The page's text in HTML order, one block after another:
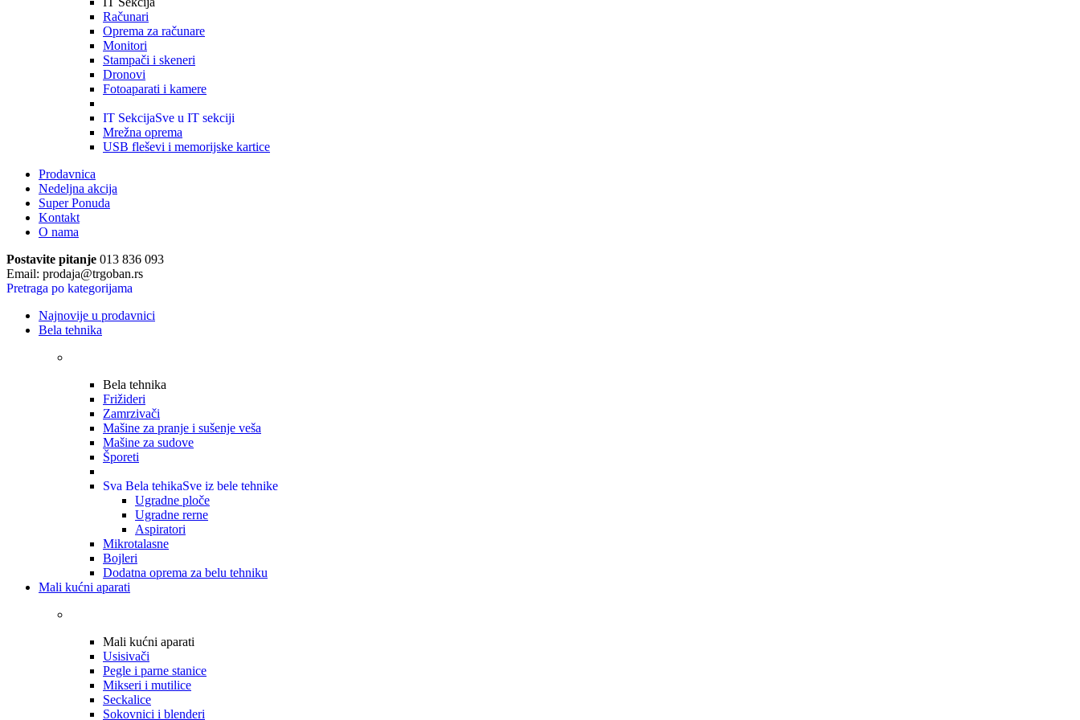
Računari
Oprema za računare
Monitori
Stampači i skeneri
Dronovi
Fotoaparati i kamere
IT SekcijaSve u IT sekciji
Mrežna oprema
USB fleševi i memorijske kartice
Prodavnica
Nedeljna akcija
Super Ponuda
Kontakt
O nama
Postavite pitanje 013 836 093
Email: prodaja@trgoban.rs
Pretraga po kategorijama
Najnovije u prodavnici
Bela tehnika
Bela tehnika
Frižideri
Zamrzivači
Mašine za pranje i sušenje veša
Mašine za sudove
Šporeti
Sva Bela tehikaSve iz bele tehnike
Ugradne ploče
Ugradne rerne
Aspiratori
Mikrotalasne
Bojleri
Dodatna oprema za belu tehniku
Mali kućni aparati
Mali kućni aparati
Usisivači
Pegle i parne stanice
Mikseri i mutilice
Seckalice
Sokovnici i blenderi